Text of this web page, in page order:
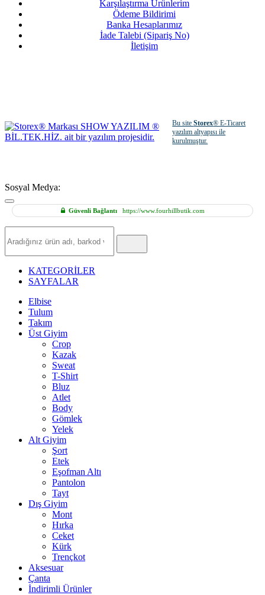
Karşılaştırma Ürünlerim
Ödeme Bildirimi
Banka Hesaplarımız
İade Talebi (Sipariş No)
İletişim
Bu siteStorex® E-Ticaret
yazılım altyapısı ile
kurulmuştur.
Sosyal Medya:
Güvenli Bağlantıhttps://www.fourhillbutik.com
Ürün
KATEGORİLER
SAYFALAR
Elbise
Tulum
Takım
Üst Giyim
Crop
Kazak
Sweat
T-Shirt
Bluz
Atlet
Body
Gömlek
Yelek
Alt Giyim
Şort
Etek
Eşofman Altı
Pantolon
Tayt
Dış Giyim
Mont
Hırka
Ceket
Kürk
Trençkot
Aksesuar
Çanta
İndirimli Ürünler